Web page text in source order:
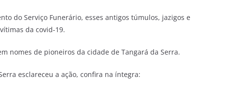
do Serviço Funerário, esses antigos túmulos, jazigos e
da covid-19.
nomes de pioneiros da cidade de Tangará da Serra.
esclareceu a ação, confira na íntegra: